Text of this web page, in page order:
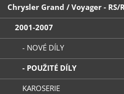
Chrysler Grand / Voyager - RS/
2001-2007
- NOVÉ DÍLY
- POUŽITÉ DÍLY
KAROSERIE